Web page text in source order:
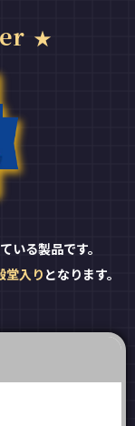
いる製品です。
堂入り となります。